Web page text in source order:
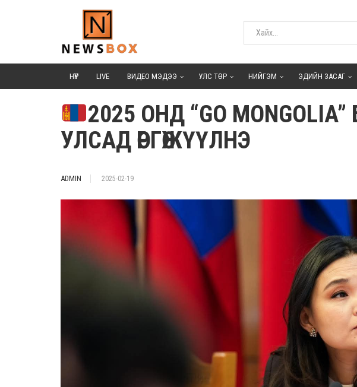
НҮҮР LIVE ВИДЕО МЭДЭЭ УЛС ТӨР НИЙГЭМ ЭДИЙН ЗАСАГ
2025 ОНД “GO
УЛСАД ӨРГӨЖҮҮЛНЭ
ADMIN 2025-02-19